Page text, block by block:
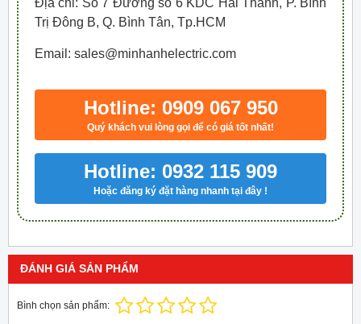
Địa chỉ: Số 7 Đường số 6 KDC Hai Thành, P. Bình
Trị Đông B, Q. Bình Tân, Tp.HCM
Email: sales@minhanhelectric.com
Hotline: 0909 067 950
Quý khách vui lòng gọi để có giá tốt nhất!
Hotline: 0932 115 909
Hoặc đăng ký đặt hàng nhanh tại đây !
ĐÁNH GIÁ SẢN PHẨM
Bình chọn sản phẩm: